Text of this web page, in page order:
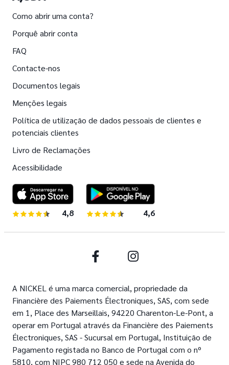
Como abrir uma conta?
Porquê abrir conta
FAQ
Contacte-nos
Documentos legais
Menções legais
Política de utilização de dados pessoais de clientes e
potenciais clientes
Livro de Reclamações
Acessibilidade
4,8 de 5 estrelas 4,6
Facebook Instagram
A NICKEL é uma marca comercial, propriedade da
Financière des Paiements Électroniques, SAS, com sede
em 1, Place des Marseillais, 94220 Charenton-Le-Pont, a
operar em Portugal através da Financière des Paiements
Électroniques, SAS - Sucursal em Portugal, Instituição de
Pagamento registada no Banco de Portugal com o nº
5810, com NIPC 980 712 050 e sede na Avenida do